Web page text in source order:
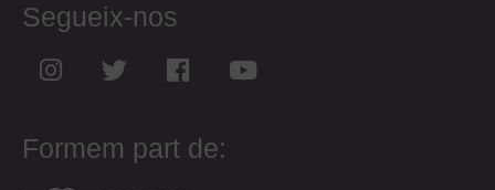
Segueix-nos
Formem part de: